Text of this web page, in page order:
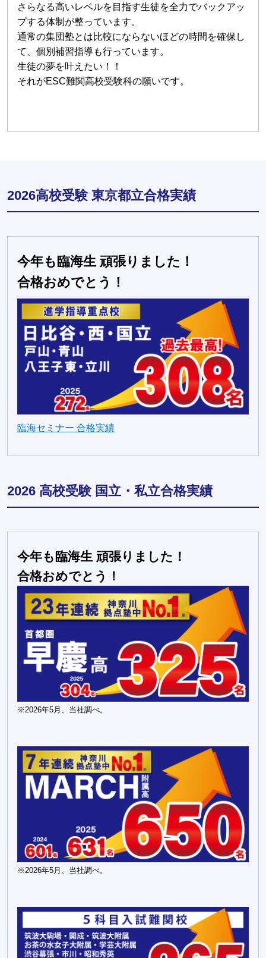
さらなる高いレベルを目指す生徒を全力でバックアッ
プする体制が整っています。
通常の集団塾とは比較にならないほどの時間を確保し
て、個別補習指導も行っています。
生徒の夢を叶えたい！！
それがESC難関高校受験科の願いです。
2026高校受験 東京都立合格実績
今年も臨海生 頑張りました！
合格おめでとう！
臨海セミナー 合格実績
2026 高校受験 国立・私立合格実績
今年も臨海生 頑張りました！
合格おめでとう！
※2026年5月、当社調べ。
※2026年5月、当社調べ。